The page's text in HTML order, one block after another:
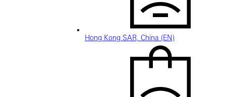
Hong Kong SAR, China (EN)